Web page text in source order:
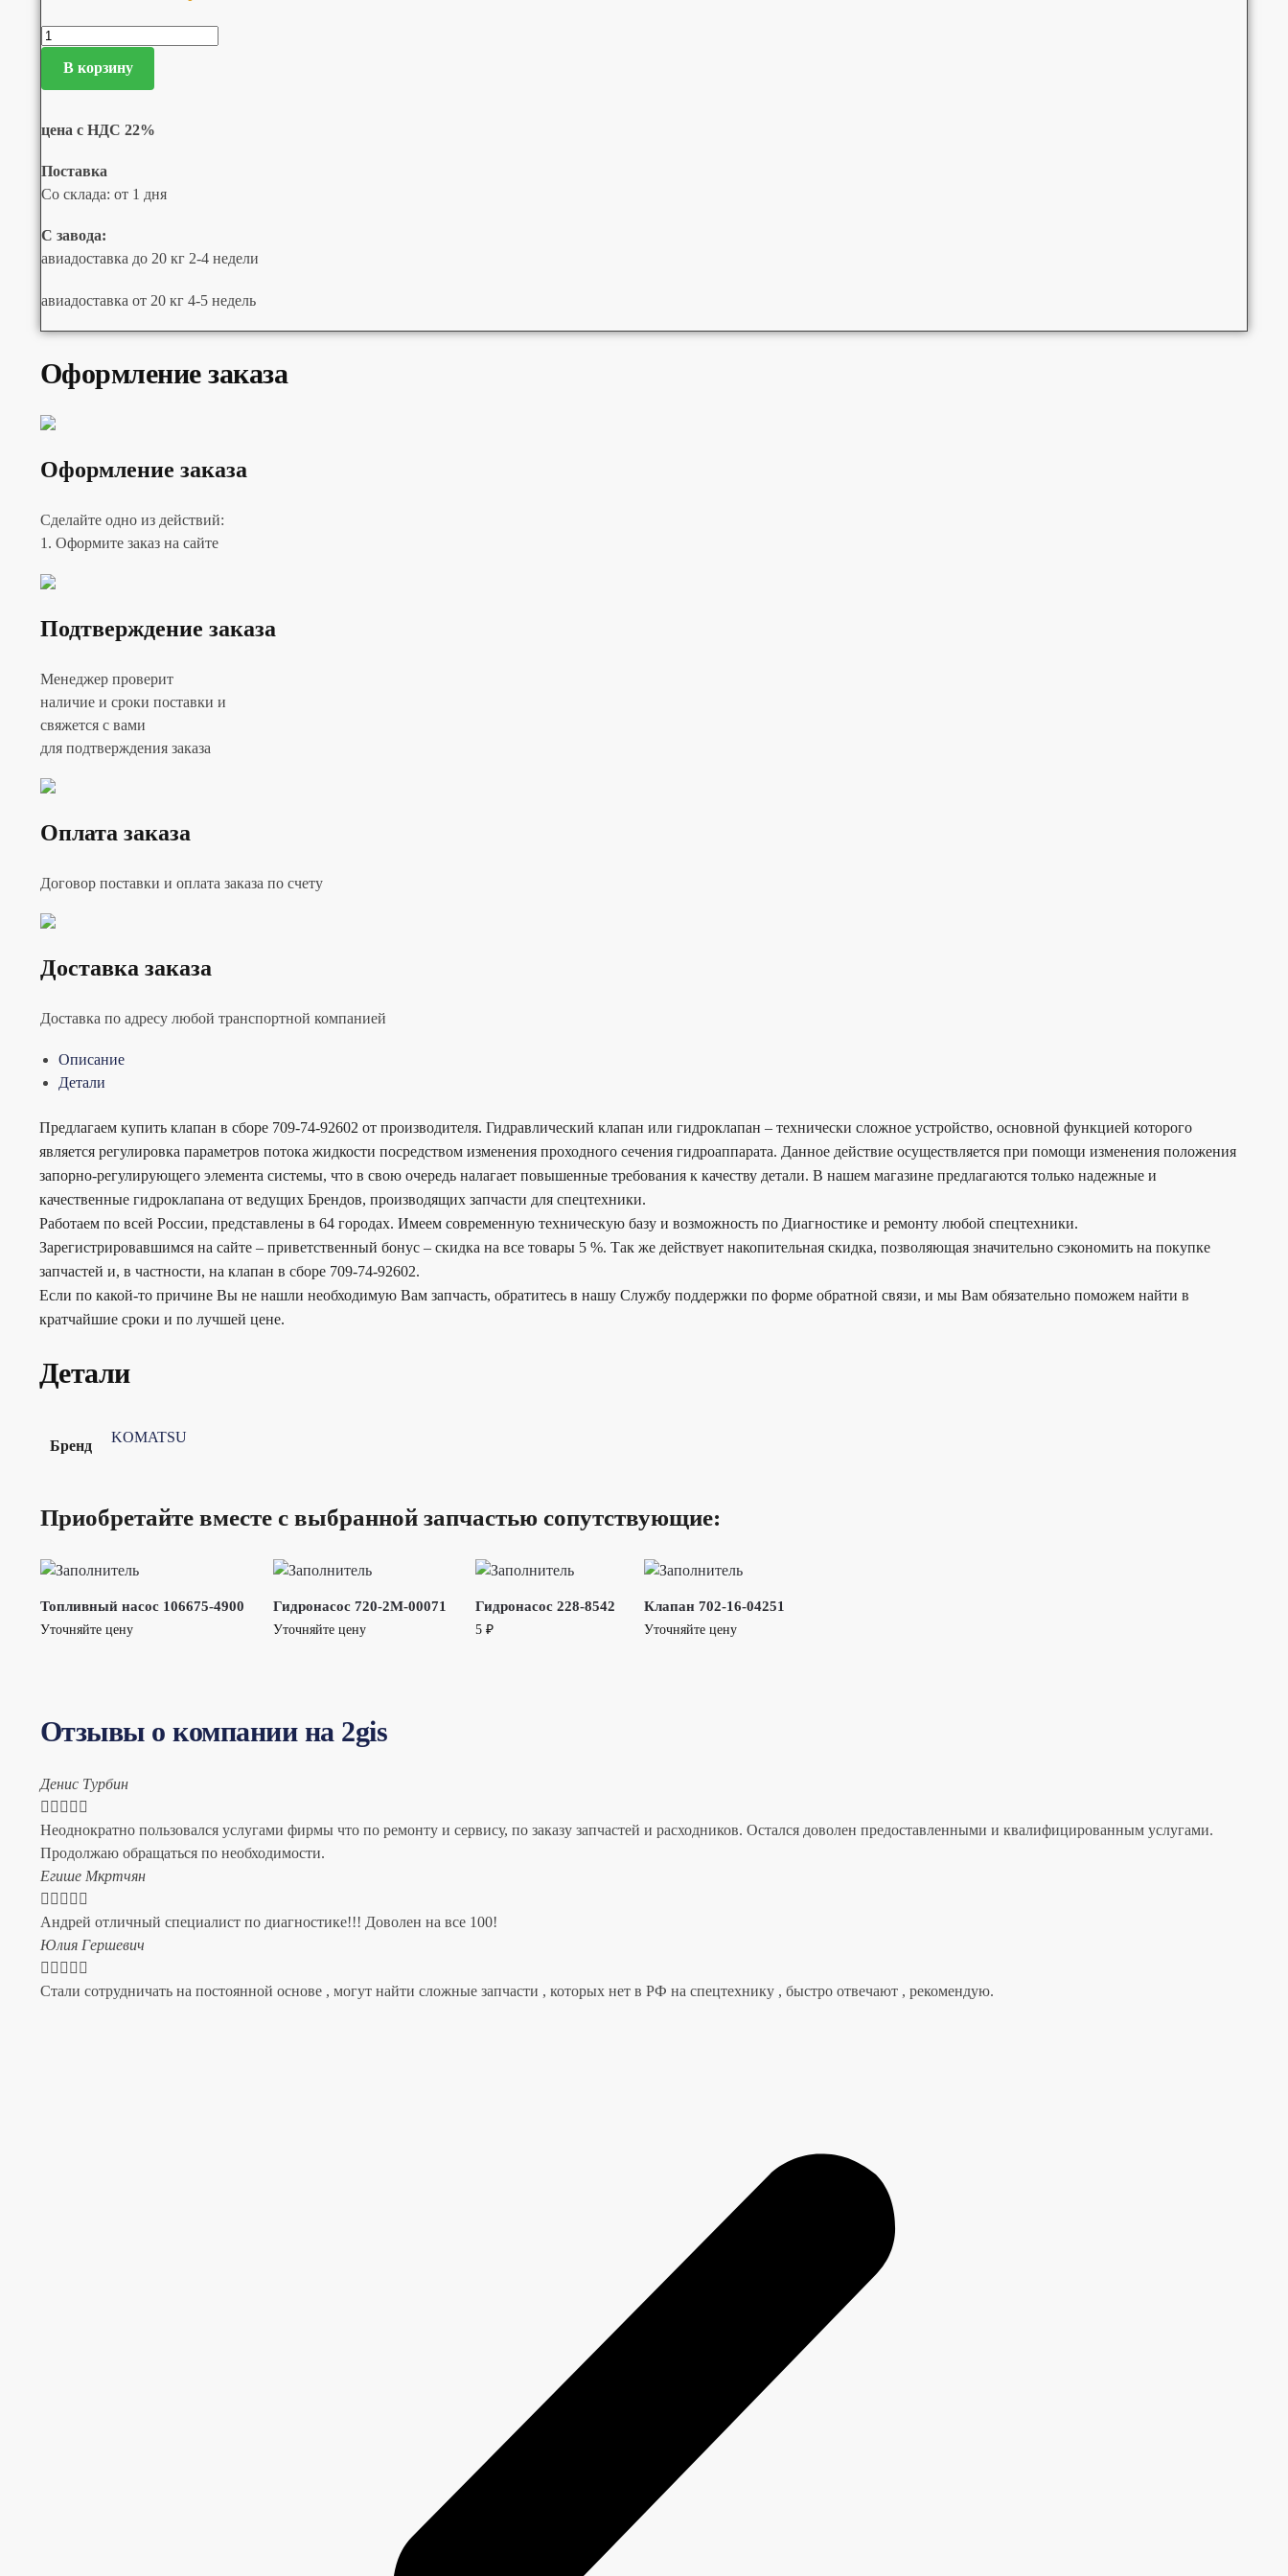
В корзину
цена с НДС 22%
Поставка
Со склада: от 1 дня
С завода:
авиадоставка до 20 кг 2-4 недели
авиадоставка от 20 кг 4-5 недель
Оформление заказа
Оформление заказа
Сделайте одно из действий:
1. Оформите заказ на сайте
Подтверждение заказа
Менеджер проверит
наличие и сроки поставки и
свяжется с вами
для подтверждения заказа
Оплата заказа
Договор поставки и оплата заказа по счету
Доставка заказа
Доставка по адресу любой транспортной компанией
Описание
Детали
Предлагаем купить клапан в сборе 709-74-92602 от производителя. Гидравлический клапан или гидроклапан – технически сложное устройство, основной функцией которого
является регулировка параметров потока жидкости посредством изменения проходного сечения гидроаппарата. Данное действие осуществляется при помощи изменения положения
запорно-регулирующего элемента системы, что в свою очередь налагает повышенные требования к качеству детали. В нашем магазине предлагаются только надежные и
качественные гидроклапана от ведущих Брендов, производящих запчасти для спецтехники.
Работаем по всей России, представлены в 64 городах. Имеем современную техническую базу и возможность по Диагностике и ремонту любой спецтехники.
Зарегистрировавшимся на сайте – приветственный бонус – скидка на все товары 5 %. Так же действует накопительная скидка, позволяющая значительно сэкономить на покупке
запчастей и, в частности, на клапан в сборе 709-74-92602.
Если по какой-то причине Вы не нашли необходимую Вам запчасть, обратитесь в нашу Службу поддержки по форме обратной связи, и мы Вам обязательно поможем найти в
кратчайшие сроки и по лучшей цене.
Детали
Бренд
KOMATSU
Приобретайте вместе с выбранной запчастью сопутствующие:
Топливный насос 106675-4900
Уточняйте цену
Гидронасос 720-2M-00071
Уточняйте цену
Гидронасос 228-8542
5 ₽
Клапан 702-16-04251
Уточняйте цену
Отзывы о компании на 2gis
Денис Турбин
    
Неоднократно пользовался услугами фирмы что по ремонту и сервису, по заказу запчастей и расходников. Остался доволен предоставленными и квалифицированным услугами.
Продолжаю обращаться по необходимости.
​Егише Мкртчян
    
Андрей отличный специалист по диагностике!!! Доволен на все 100!
​Юлия Гершевич
    
Стали сотрудничать на постоянной основе , могут найти сложные запчасти , которых нет в РФ на спецтехнику , быстро отвечают , рекомендую.